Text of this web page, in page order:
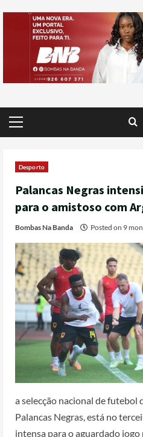
Desporto
Palancas Negras
para o amistoso com
Bombas Na Banda Posted on 9
a selecção nacional de futebol
Palancas Negras, está no
intensa para o aguardado